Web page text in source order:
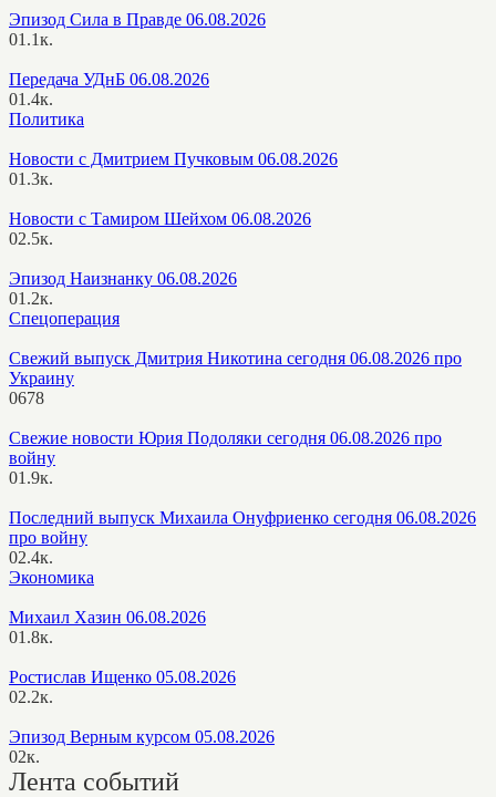
Эпизод Сила в Правде 06.08.2026
01.1к.
Передача УДнБ 06.08.2026
01.4к.
Политика
Новости с Дмитрием Пучковым 06.08.2026
01.3к.
Новости с Тамиром Шейхом 06.08.2026
02.5к.
Эпизод Наизнанку 06.08.2026
01.2к.
Спецоперация
Свежий выпуск Дмитрия Никотина сегодня 06.08.2026 про
Украину
0678
Свежие новости Юрия Подоляки сегодня 06.08.2026 про
войну
01.9к.
Последний выпуск Михаила Онуфриенко сегодня 06.08.2026
про войну
02.4к.
Экономика
Михаил Хазин 06.08.2026
01.8к.
Ростислав Ищенко 05.08.2026
02.2к.
Эпизод Верным курсом 05.08.2026
02к.
Лента событий